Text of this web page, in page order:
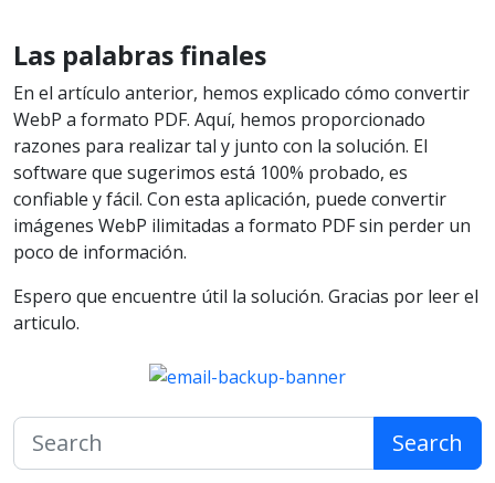
Las palabras finales
En el artículo anterior, hemos explicado cómo convertir
WebP a formato PDF. Aquí, hemos proporcionado
razones para realizar tal y junto con la solución. El
software que sugerimos está 100% probado, es
confiable y fácil. Con esta aplicación, puede convertir
imágenes WebP ilimitadas a formato PDF sin perder un
poco de información.
Espero que encuentre útil la solución. Gracias por leer el
articulo.
Search